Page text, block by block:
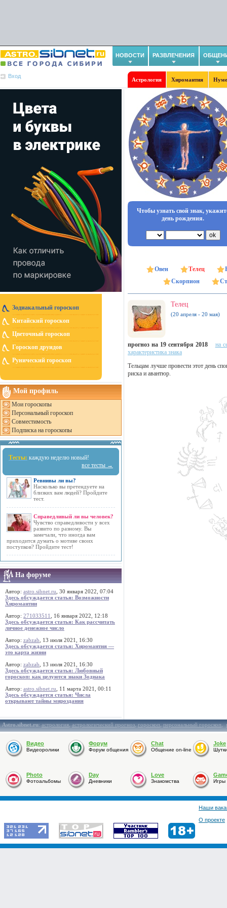
НОВОСТИ РАЗВЛЕЧЕНИЯ
Вход
Астрология Хиромантия
Зодиакальный гороскоп
Китайский гороскоп
Цветочный гороскоп
Гороскоп друидов
Рунический гороскоп
Мой профиль
Мои гороскопы
Персональный гороскоп
Совместимость
Подписка на гороскопы
Тесты: каждую неделю новый!
все тесты →
Ревнивы ли вы?
Насколько вы претендуете на
близких вам людей? Пройдите
тест.
Справедливый ли вы человек?
Чувство справедливости у всех
развито по разному. Вы
замечали, что иногда вам
приходится думать о мотиве своих
поступков? Пройдите тест!
На форуме
Автор: astro.sibnet.ru , 30 января 2022, 07:04
Здесь обсуждается статья: Возможности
Хиромантии
Автор: 271033511
, 16 января 2022, 12:18
Здесь обсуждается статья: Как рассчитать
личное денежное число
Автор: zabzab , 13 июля 2021, 16:30
Здесь обсуждается статья: Хиромантия —
это карта жизни
Автор: zabzab , 13 июля 2021, 16:30
Здесь обсуждается статья: Любовный
гороскоп: как целуются знаки Зодиака
Автор: astro.sibnet.ru , 11 марта 2021, 00:11
Здесь обсуждается статья: Числа
открывают тайны мироздания
Чтобы узнать свой знак,
день рождения.
Овен Телец
Скорпион
Телец
(20 апреля - 20 мая)
прогноз на 19 сентября 2018
на
характеристика знака
Тельцам лучше провести этот день
риска и авантюр.
Astro.sibnet.ru:астрология,астрологический прогноз,гороскоп,персональный гороскоп,
Видео
Видеоролики
Форум
Форум общения
Chat
Общение on-line
Joke
Photo
Фотоальбомы
Day
Дневники
Love
Знакомства Игры
Наши
О проекте